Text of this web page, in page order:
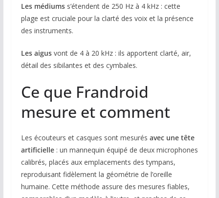
Les médiumss’étendent de 250 Hz à 4 kHz : cette
plage est cruciale pour la clarté des voix et la présence
des instruments.
Les aigusvont de 4 à 20 kHz : ils apportent clarté, air,
détail des sibilantes et des cymbales.
Ce que Frandroid
mesure et comment
Les écouteurs et casques sont mesurés avec une tête
artificielle: un mannequin équipé de deux microphones
calibrés, placés aux emplacements des tympans,
reproduisant fidèlement la géométrie de l’oreille
humaine. Cette méthode assure des mesures fiables,